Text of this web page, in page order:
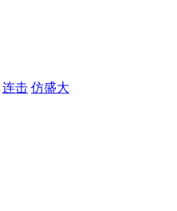
连击 仿盛大